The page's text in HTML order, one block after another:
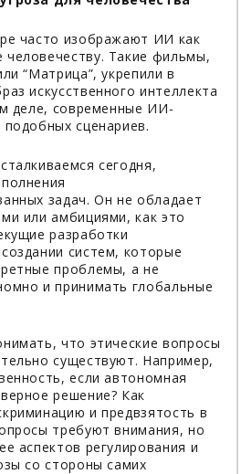
часто изображают ИИ как
Такие фильмы,
“Матрица”, укрепили в
искусственного интеллекта
деле, современные ИИ-
сценариев.
сегодня,
задач. Он не обладает
или амбициями, как это
разработки
систем, которые
проблемы, а не
и принимать глобальные
что этические вопросы
существуют. Например,
если автономная
решение? Как
и предвзятость в
требуют внимания, но
аспектов регулирования и
со стороны самих